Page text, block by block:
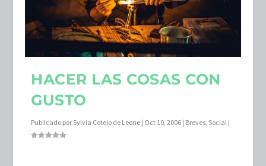
HACER LAS COSAS CON
GUSTO
Publicado por Sylvia Cotelo de Leone | Oct 10, 2006 | Breves Social |